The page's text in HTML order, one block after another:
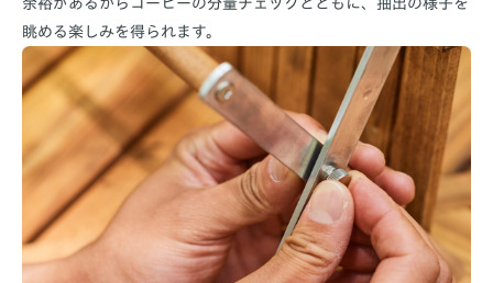
余裕があるからコーヒーの分量チェックとともに、抽出の様子を
眺める楽しみを得られます。